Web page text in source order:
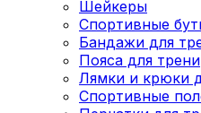
Шейкеры
Спортивные
Бандажи для
Пояса для
Лямки и крюки
Спортивные